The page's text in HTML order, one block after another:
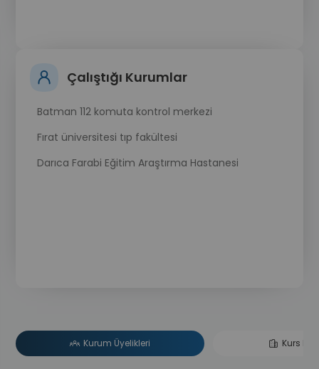
Çalıştığı Kurumlar
Batman 112 komuta kontrol merkezi
Fırat üniversitesi tıp fakültesi
Darıca Farabi Eğitim Araştırma Hastanesi
Kurum Üyelikleri Kurs